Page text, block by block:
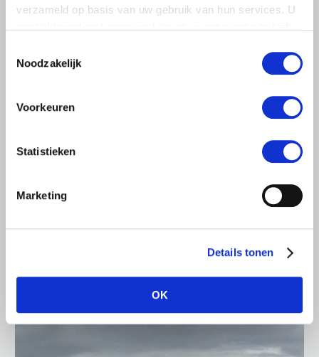
verzameld op basis van uw gebruik van hun services. U
Noodzakelijk
Voorkeuren
Statistieken
Marketing
Details tonen
OK
NIEUWS
Ledenenquête kabinetsvoorstel
kabinetsvoorstel voor een klimaatakkoord. LTO
de voorstellen van het…
Lees meer